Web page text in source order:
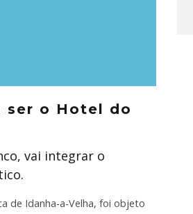
ser o Hotel do
vai integrar o
de Idanha-a-Velha, foi objeto